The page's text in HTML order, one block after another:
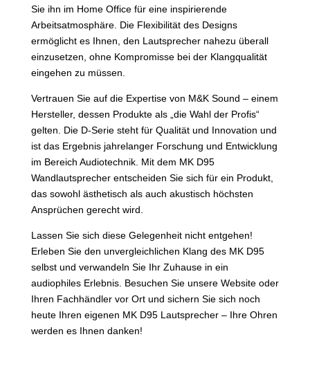
Sie ihn im Home Office für eine inspirierende
Arbeitsatmosphäre. Die Flexibilität des Designs
ermöglicht es Ihnen, den Lautsprecher nahezu überall
einzusetzen, ohne Kompromisse bei der Klangqualität
eingehen zu müssen.
Vertrauen Sie auf die Expertise von M&K Sound – einem
Hersteller, dessen Produkte als „die Wahl der Profis“
gelten. Die D-Serie steht für Qualität und Innovation und
ist das Ergebnis jahrelanger Forschung und Entwicklung
im Bereich Audiotechnik. Mit dem MK D95
Wandlautsprecher entscheiden Sie sich für ein Produkt,
das sowohl ästhetisch als auch akustisch höchsten
Ansprüchen gerecht wird.
Lassen Sie sich diese Gelegenheit nicht entgehen!
Erleben Sie den unvergleichlichen Klang des MK D95
selbst und verwandeln Sie Ihr Zuhause in ein
audiophiles Erlebnis. Besuchen Sie unsere Website oder
Ihren Fachhändler vor Ort und sichern Sie sich noch
heute Ihren eigenen MK D95 Lautsprecher – Ihre Ohren
werden es Ihnen danken!